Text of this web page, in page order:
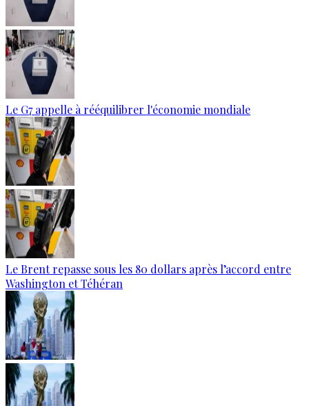
Le G7 appelle à rééquilibrer l'économie mondiale
Le Brent repasse sous les 80 dollars après l’accord entre
Washington et Téhéran